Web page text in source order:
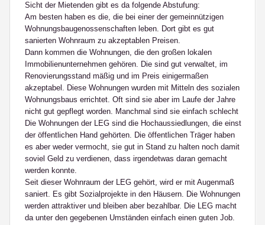
Sicht der Mietenden gibt es da folgende Abstufung:
Am besten haben es die, die bei einer der gemeinnützigen
Wohnungsbaugenossenschaften leben. Dort gibt es gut
sanierten Wohnraum zu akzeptablen Preisen.
Dann kommen die Wohnungen, die den großen lokalen
Immobilienunternehmen gehören. Die sind gut verwaltet, im
Renovierungsstand mäßig und im Preis einigermaßen
akzeptabel. Diese Wohnungen wurden mit Mitteln des sozialen
Wohnungsbaus errichtet. Oft sind sie aber im Laufe der Jahre
nicht gut gepflegt worden. Manchmal sind sie einfach schlecht
Die Wohnungen der LEG sind die Hochaussiedlungen, die einst
der öffentlichen Hand gehörten. Die öffentlichen Träger haben
es aber weder vermocht, sie gut in Stand zu halten noch damit
soviel Geld zu verdienen, dass irgendetwas daran gemacht
werden konnte.
Seit dieser Wohnraum der LEG gehört, wird er mit Augenmaß
saniert. Es gibt Sozialprojekte in den Häusern. Die Wohnungen
werden attraktiver und bleiben aber bezahlbar. Die LEG macht
da unter den gegebenen Umständen einfach einen guten Job.